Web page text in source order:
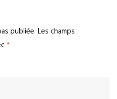
publiée. Les champs
*